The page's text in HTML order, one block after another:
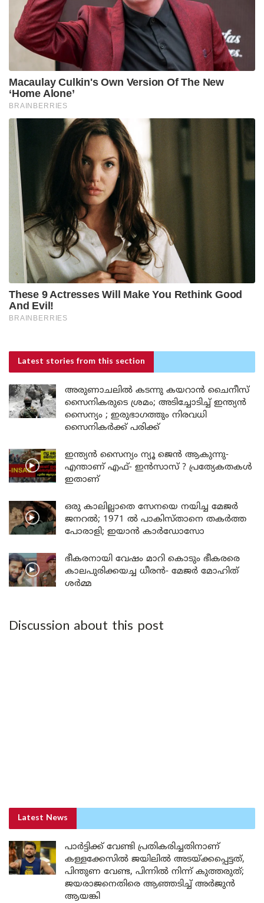
Latest stories from this section
അരുണാചലിൽ കടന്നു കയറാൻ ചൈനീസ്
സൈനികരുടെ ശ്രമം; അടിച്ചോടിച്ച് ഇന്ത്യൻ
സൈന്യം ; ഇരുഭാഗത്തും നിരവധി
സൈനികർക്ക് പരിക്ക്
ഇന്ത്യൻ സൈന്യം ന്യൂ ജെൻ ആകുന്നു-
എന്താണ് എഫ്- ഇൻസാസ് ? പ്രത്യേകതകൾ
ഇതാണ്
ഒരു കാലില്ലാതെ സേനയെ നയിച്ച മേജർ
ജനറൽ; 1971 ൽ പാകിസ്താനെ തകർത്ത
പോരാളി; ഇയാൻ കാർഡോസോ
ഭീകരനായി വേഷം മാറി കൊടും ഭീകരരെ
കാലപുരിക്കയച്ച ധീരൻ- മേജർ മോഹിത്
ശർമ്മ
Discussion about this post
Latest News
പാർട്ടിക്ക് വേണ്ടി പ്രതികരിച്ചതിനാണ്
കള്ളക്കേസിൽ ജയിലിൽ അടയ്ക്കപ്പെട്ടത്,
പിന്തുണ വേണ്ട, പിന്നിൽ നിന്ന് കുത്തരുത്;
ജയരാജനെതിരെ ആഞ്ഞടിച്ച് അർജുൻ
ആയങ്കി